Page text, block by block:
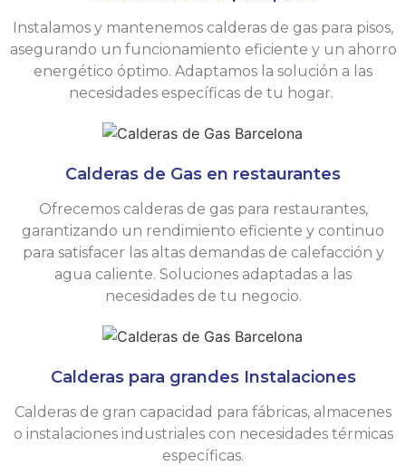
Instalamos y mantenemos calderas de gas para pisos,
asegurando un funcionamiento eficiente y un ahorro
energético óptimo. Adaptamos la solución a las
necesidades específicas de tu hogar.
Calderas de Gas en restaurantes
Ofrecemos calderas de gas para restaurantes,
garantizando un rendimiento eficiente y continuo
para satisfacer las altas demandas de calefacción y
agua caliente. Soluciones adaptadas a las
necesidades de tu negocio.
Calderas para grandes Instalaciones
Calderas de gran capacidad para fábricas, almacenes
o instalaciones industriales con necesidades térmicas
específicas.